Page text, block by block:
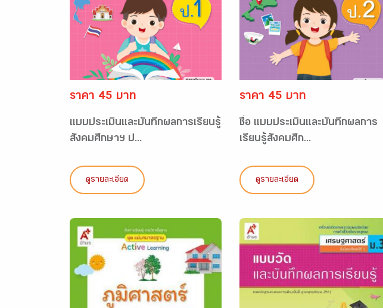
ราคา 45 บาท
แบบประเมินและบันทึกผลการเรียนรู้
สังคมศึกษาฯ ป...
ดูรายละเอียด
ราคา 45 บาท
ชื่อ แบบประเมินและบันทึกผลการ
เรียนรู้สังคมศึก...
ดูรายละเอียด